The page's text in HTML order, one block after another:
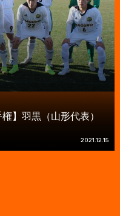
】羽黒（山形代表）
2021.12.15